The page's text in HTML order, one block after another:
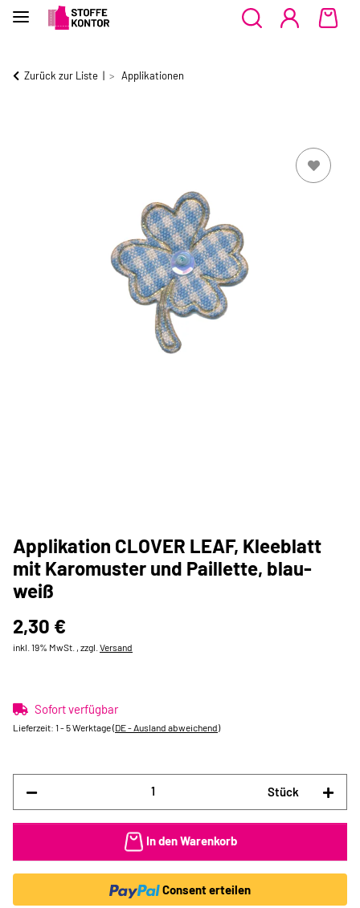
Zurück zur Liste Applikationen
Applikation CLOVER LEAF, Kleeblatt
mit Karomuster und Paillette, blau-
weiß
2,30 €
inkl. 19% MwSt. , zzgl. Versand
Sofort verfügbar
Lieferzeit: 1 - 5 Werktage(DE - Ausland abweichend)
Stück
In den Warenkorb
Consent erteilen